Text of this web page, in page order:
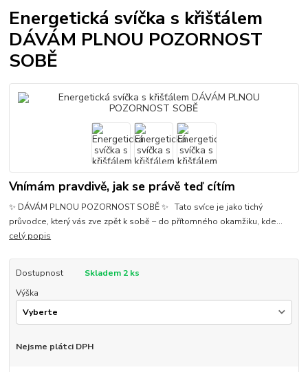
Energetická svíčka s křišťálem
DÁVÁM PLNOU POZORNOST
SOBĚ
Vnímám pravdivě, jak se právě teď cítím
✨ DÁVÁM PLNOU POZORNOST SOBĚ ✨ Tato svíce je jako tichý
průvodce, který vás zve zpět k sobě – do přítomného okamžiku, kde...
celý popis
Dostupnost
Skladem 2 ks
Výška
Nejsme plátci DPH